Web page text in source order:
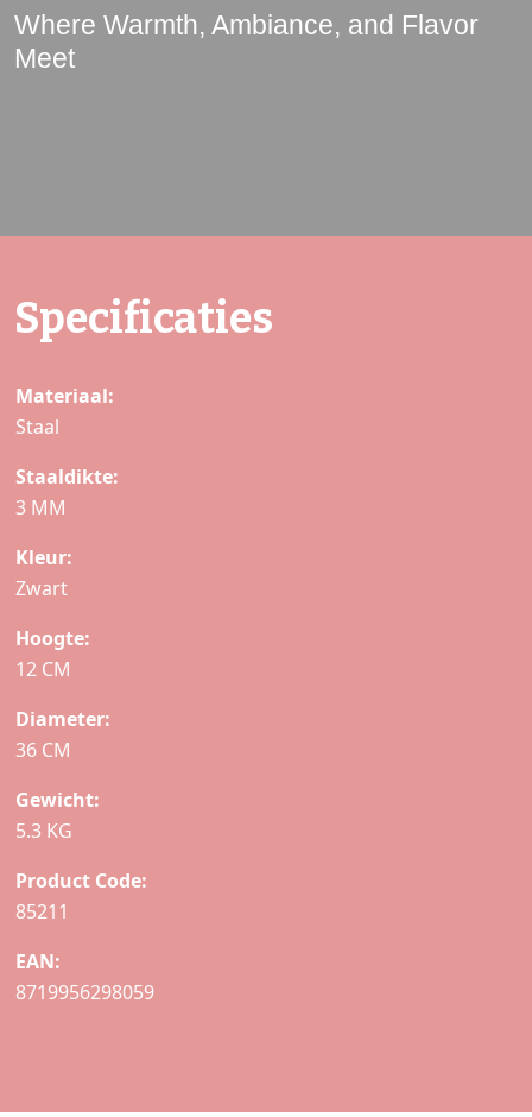
Where Warmth, Ambiance, and Flavor
Meet
Specificaties
Materiaal:
Staal
Staaldikte:
3 MM
Kleur:
Zwart
Hoogte:
12 CM
Diameter:
36 CM
Gewicht:
5.3 KG
Product Code:
85211
EAN:
8719956298059